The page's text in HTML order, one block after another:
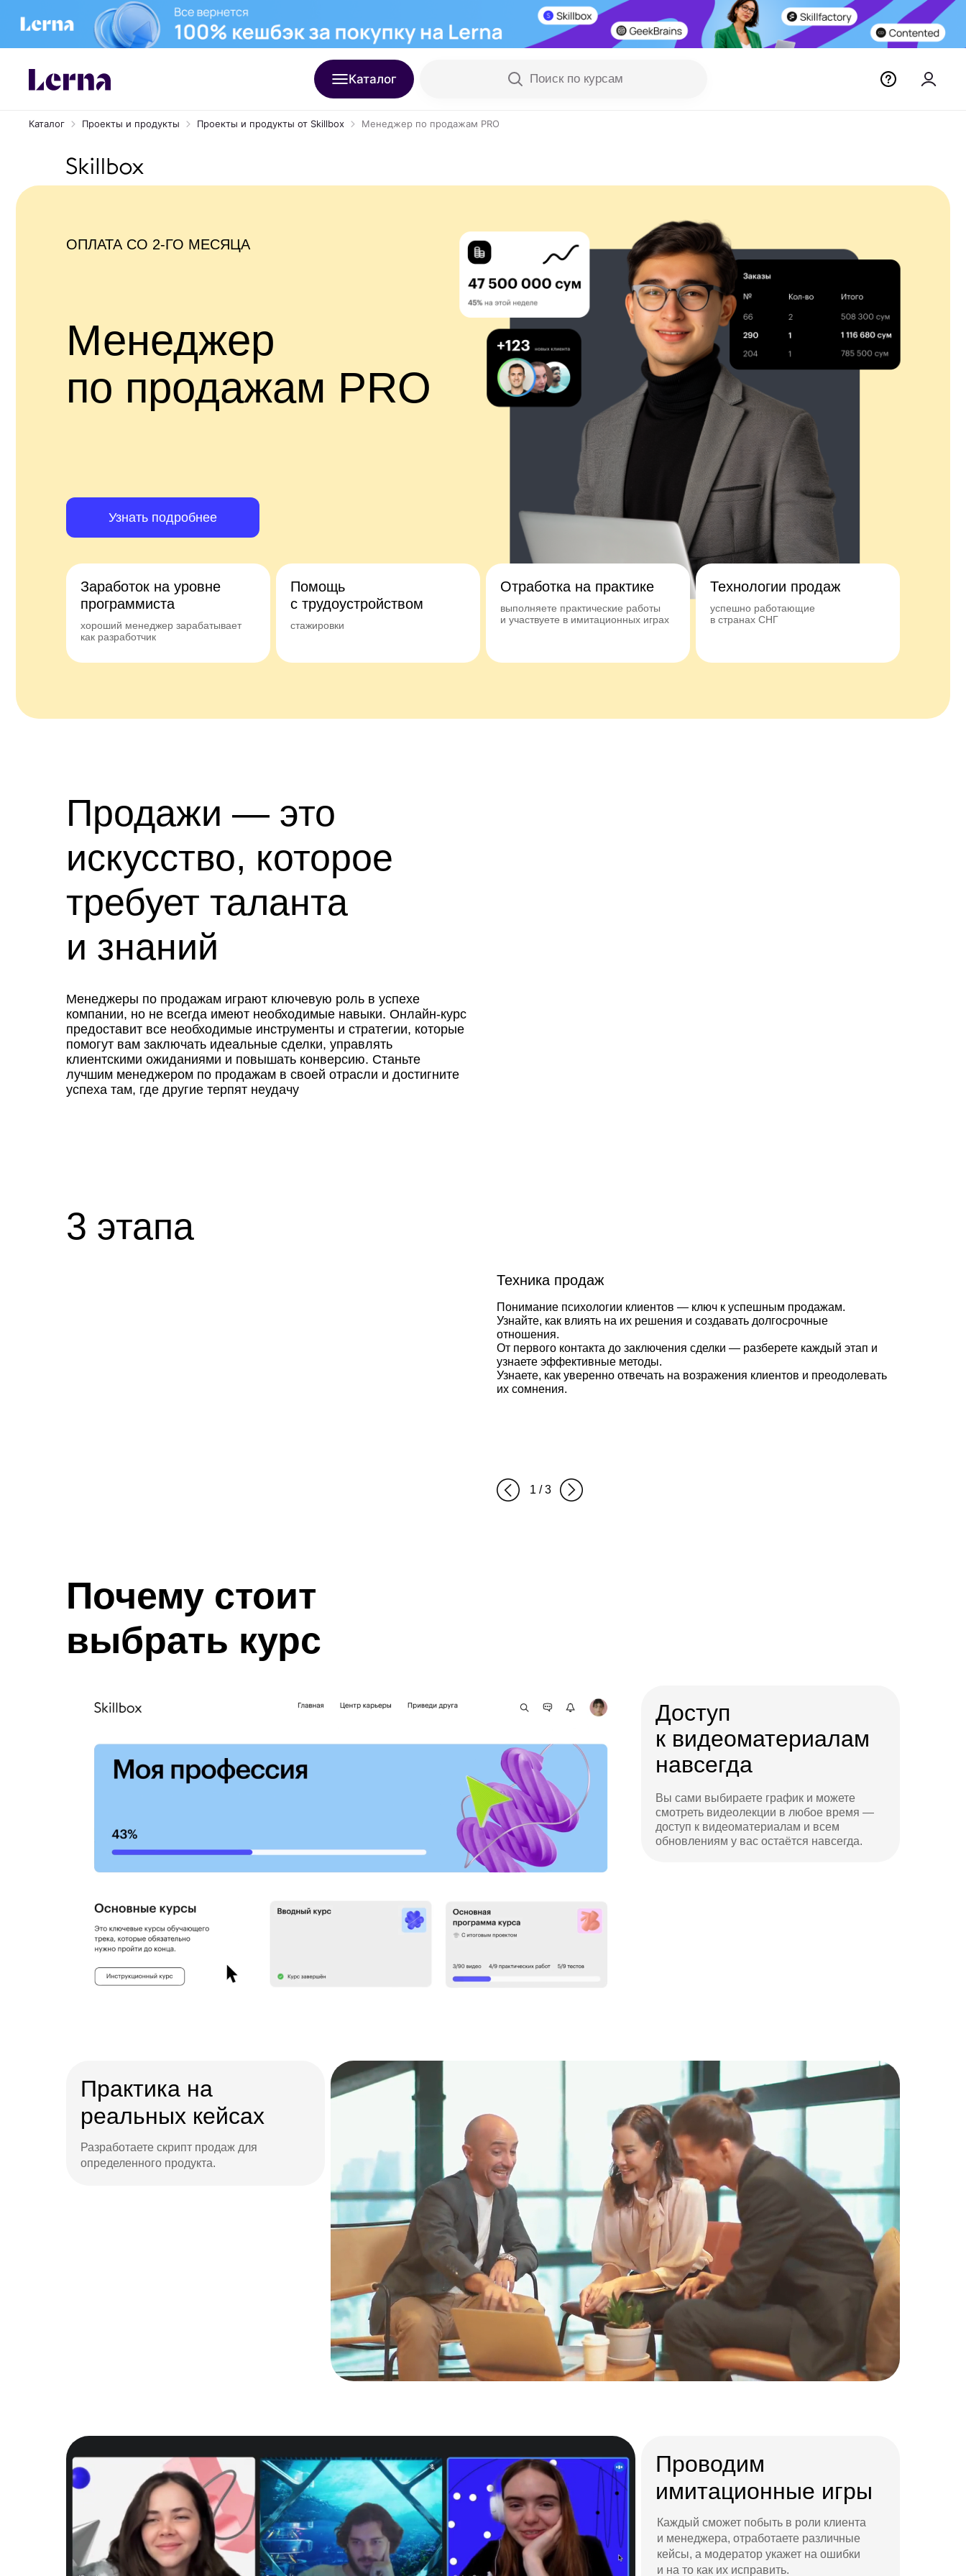
Каталог Поиск по курсам
Каталог Проекты и продукты Проекты и продукты от Skillbox Менеджер по продажам PRO
ОПЛАТА СО 2-ГО МЕСЯЦА
Менеджер
по продажам PRO
Узнать подробнее
Заработок на уровне
программиста
хороший менеджер зарабатывает
как разработчик
Помощь
с трудоустройством
стажировки
Отработка на практике
выполняете практические работы
и участвуете в имитационных играх
Технологии продаж
успешно работающие
в странах СНГ
Продажи — это
искусство, которое
требует таланта
и знаний
Менеджеры по продажам играют ключевую роль в успехе
компании, но не всегда имеют необходимые навыки. Онлайн-курс
предоставит все необходимые инструменты и стратегии, которые
помогут вам заключать идеальные сделки, управлять
клиентскими ожиданиями и повышать конверсию. Станьте
лучшим менеджером по продажам в своей отрасли и достигните
успеха там, где другие терпят неудачу
3 этапа
Техника продаж
Понимание психологии клиентов — ключ к успешным продажам.
Узнайте, как влиять на их решения и создавать долгосрочные
отношения.
От первого контакта до заключения сделки — разберете каждый этап и
узнаете эффективные методы.
Узнаете, как уверенно отвечать на возражения клиентов и преодолевать
их сомнения.
1 / 3
Почему стоит
выбрать курс
Доступ
к видеоматериалам
навсегда
Вы сами выбираете график и можете
смотреть видеолекции в любое время —
доступ к видеоматериалам и всем
обновлениям у вас остаётся навсегда.
Практика на
реальных кейсах
Разработаете скрипт продаж для
определенного продукта.
Проводим
имитационные игры
Каждый сможет побыть в роли клиента
и менеджера, отработаете различные
кейсы, а модератор укажет на ошибки
и на то как их исправить.